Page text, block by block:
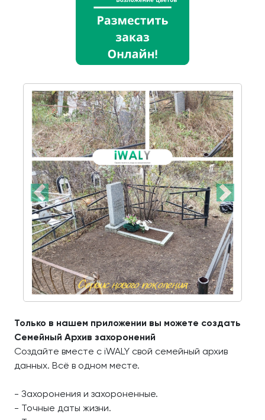
Только в нашем приложении вы можете создать
Семейный Архив захоронений
Создайте вместе с iWALY свой семейный архив
данных. Всё в одном месте.
- Захоронения и захороненные.
- Точные даты жизни.